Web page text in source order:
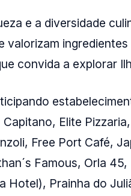
e a diversidade
valorizam
convida a explorar
Elite
Free Port Café,
Famous, Orla
Hotel), Prainha do